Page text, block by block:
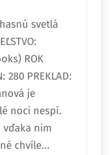
svetlá
ROK
280 PREKLAD:
je
noci nespí.
vďaka nim
chvíle...